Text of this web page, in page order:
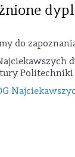
do
Politechniki